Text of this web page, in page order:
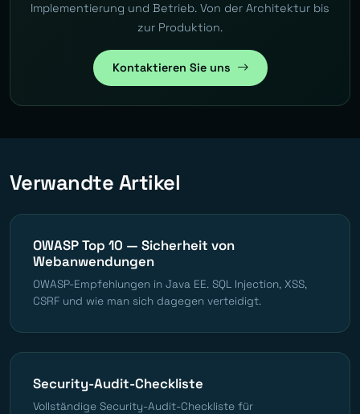
Implementierung und Betrieb. Von der Architektur bis
zur Produktion.
Kontaktieren Sie uns
Verwandte Artikel
OWASP Top 10 — Sicherheit von
Webanwendungen
OWASP-Empfehlungen in Java EE. SQL Injection, XSS,
CSRF und wie man sich dagegen verteidigt.
Security-Audit-Checkliste
Vollständige Security-Audit-Checkliste für